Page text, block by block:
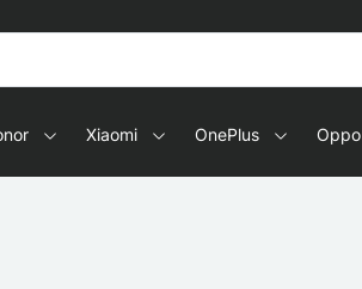
ja tableteille
Xiaomi OnePlus Oppo